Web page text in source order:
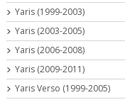
Yaris (1999-2003)
Yaris (2003-2005)
Yaris (2006-2008)
Yaris (2009-2011)
Yaris Verso (1999-2005)